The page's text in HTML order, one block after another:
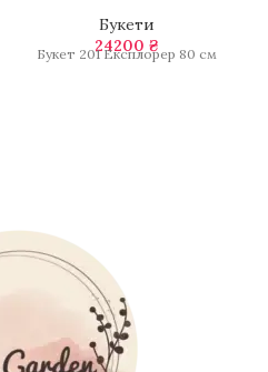
Букети
24200 ₴
Букет 201 Експлорер 80 см